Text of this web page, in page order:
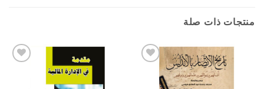
منتجات ذات صلة